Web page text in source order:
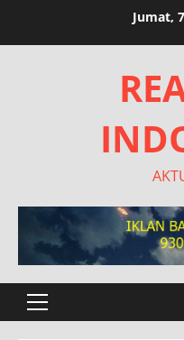
Jumat,
Primary